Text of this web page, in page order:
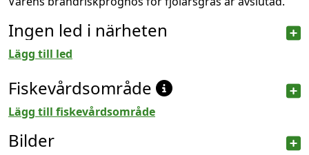
Ingen led i närheten
Lägg till led
Fiskevårdsområde
Lägg till fiskevårdsområde
Bilder